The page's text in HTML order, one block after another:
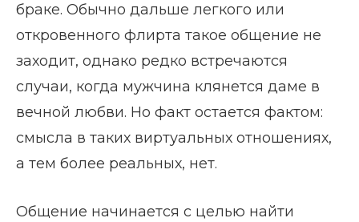
браке. Обычно дальше легкого или
откровенного флирта такое общение не
заходит, однако редко встречаются
случаи, когда мужчина клянется даме в
вечной любви. Но факт остается фактом:
смысла в таких виртуальных отношениях,
а тем более реальных, нет.
Общение начинается с целью найти